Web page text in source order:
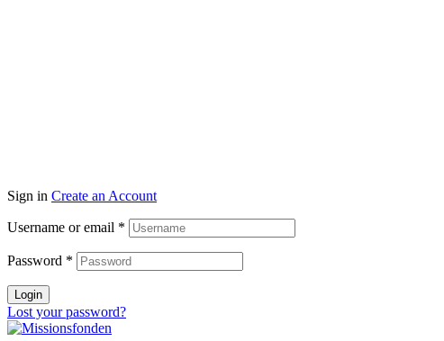
Sign in Create an Account
Username or email *
Password *
Login
Lost your password?